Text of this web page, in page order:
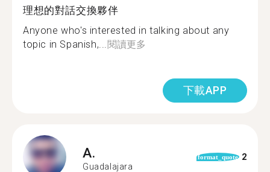
理想的對話交換夥伴
Anyone who's interested in talking about any
topic in Spanish,...閱讀更多
下載APP
A.
Guadalajara
format_quote 2